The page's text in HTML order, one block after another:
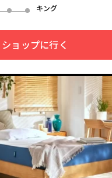
5 キング
6
ショップに行く